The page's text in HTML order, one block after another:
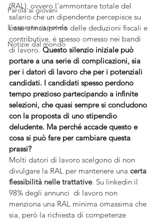
Parola ai giovani
L'esperto risponde
Notizie dal mondo
(RAL), ovvero l'ammontare totale del
salario che un dipendente percepisce su
base annua prima delle deduzioni fiscali e
contributive, è spesso omesso nei bandi
di lavoro. Questo silenzio iniziale può
portare a una serie di complicazioni, sia
per i datori di lavoro che per i potenziali
candidati. I candidati spesso perdono
tempo prezioso partecipando a infinite
selezioni, che quasi sempre si concludono
con la proposta di uno stipendio
deludente. Ma perché accade questo e
cosa si può fare per cambiare questa
prassi?
Molti datori di lavoro scelgono di non
divulgare la RAL per mantenere una certa
flessibilità nelle trattative. Su linkedin il
98% degli annunci  di lavoro non
menziona una RAL minima omassima che
sia, però la richiesta di competenze